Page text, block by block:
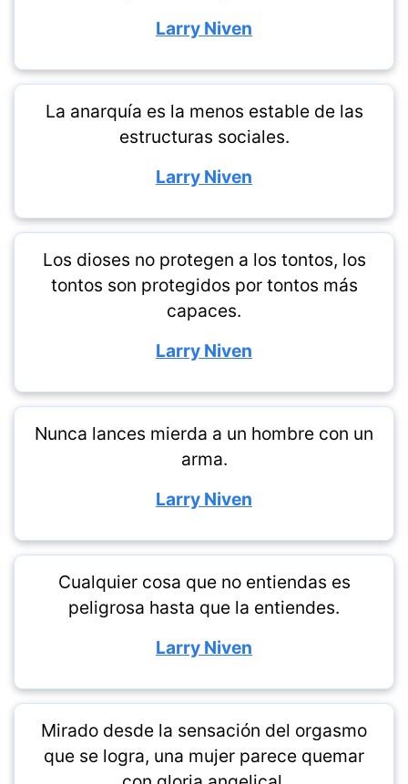
Larry Niven
La anarquía es la menos estable de las
estructuras sociales.
Larry Niven
Los dioses no protegen a los tontos, los
tontos son protegidos por tontos más
capaces.
Larry Niven
Nunca lances mierda a un hombre con un
arma.
Larry Niven
Cualquier cosa que no entiendas es
peligrosa hasta que la entiendes.
Larry Niven
Mirado desde la sensación del orgasmo
que se logra, una mujer parece quemar